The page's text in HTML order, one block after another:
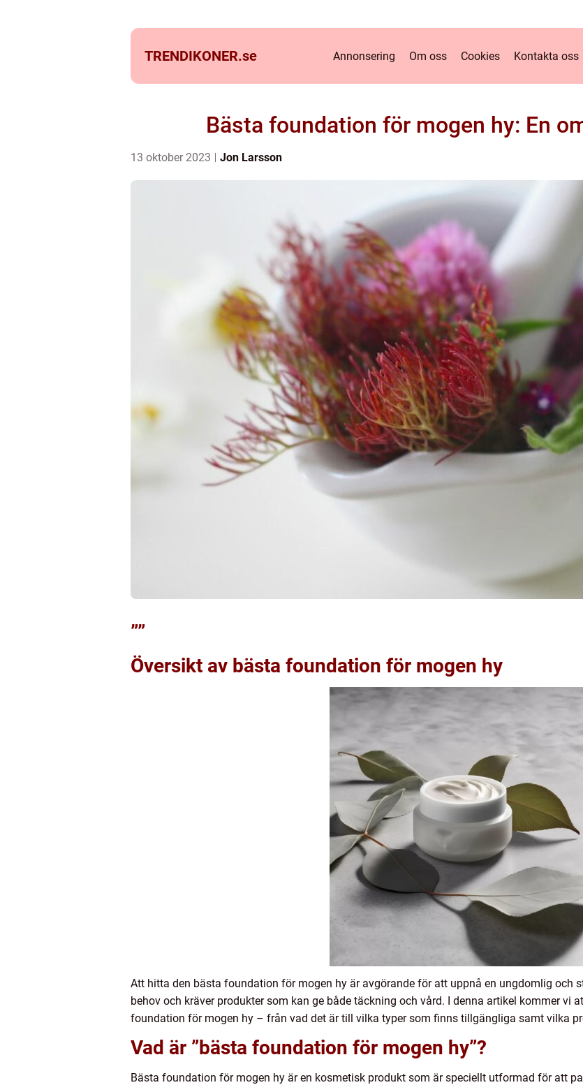
TRENDIKONER.se Annonsering Om oss Cookies Kontakta oss
Bästa foundation för mogen hy: En
13 oktober 2023 Jon Larsson
””
Översikt av bästa foundation för mogen hy
Att hitta den bästa foundation för mogen hy är avgörande för att uppnå en ungdomlig och
behov och kräver produkter som kan ge både täckning och vård. I denna artikel kommer vi
foundation för mogen hy – från vad det är till vilka typer som finns tillgängliga samt vilka
Vad är ”bästa foundation för mogen hy”?
Bästa foundation för mogen hy är en kosmetisk produkt som är speciellt utformad för att